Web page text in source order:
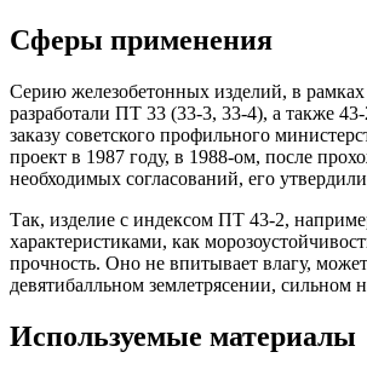
Сферы применения
Серию железобетонных изделий, в рамках
разработали ПТ 33 (33-3, 33-4), а также
заказу советского профильного
проект в 1987 году, в 1988-ом, после
необходимых согласований, его
Так, изделие с индексом ПТ 43-2,
характеристиками, как
прочность. Оно не впитывает влагу,
девятибалльном землетрясении, сильном
Используемые материалы